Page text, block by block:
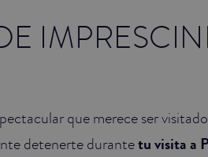
que merece ser
detenerte durantetu visita a